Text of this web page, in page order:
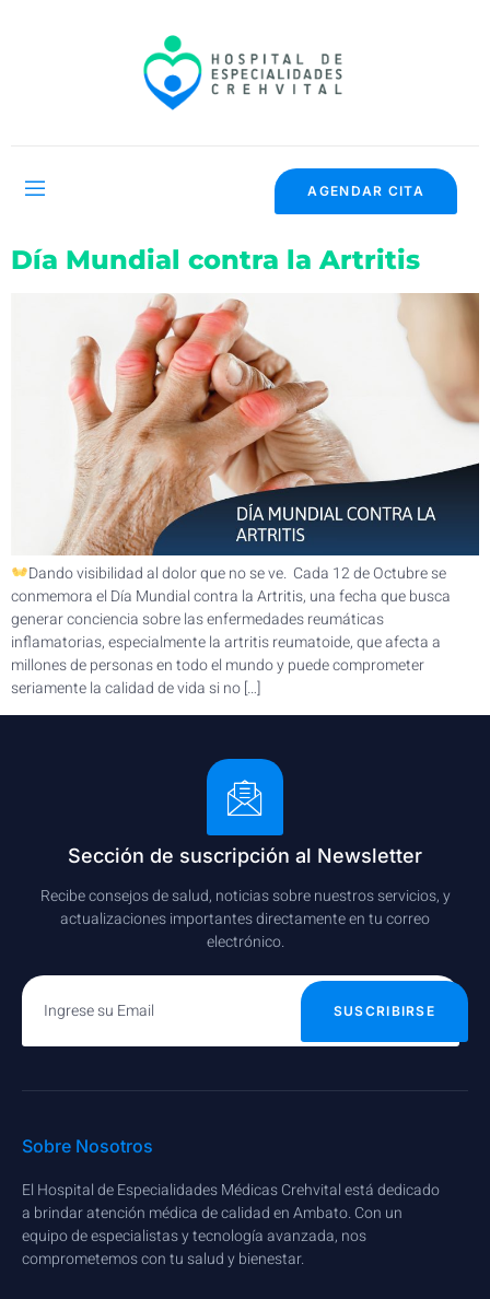
AGENDAR CITA
Día Mundial contra la Artritis
Dando visibilidad al dolor que no se ve. Cada 12 de Octubre se
conmemora el Día Mundial contra la Artritis, una fecha que busca
generar conciencia sobre las enfermedades reumáticas
inflamatorias, especialmente la artritis reumatoide, que afecta a
millones de personas en todo el mundo y puede comprometer
seriamente la calidad de vida si no […]
Sección de suscripción al Newsletter
Recibe consejos de salud, noticias sobre nuestros servicios, y
actualizaciones importantes directamente en tu correo
electrónico.
SUSCRIBIRSE
Sobre Nosotros
El Hospital de Especialidades Médicas Crehvital está dedicado
a brindar atención médica de calidad en Ambato. Con un
equipo de especialistas y tecnología avanzada, nos
comprometemos con tu salud y bienestar.